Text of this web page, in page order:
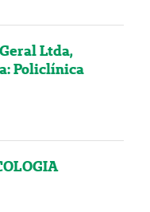
Ltda,
Policlínica